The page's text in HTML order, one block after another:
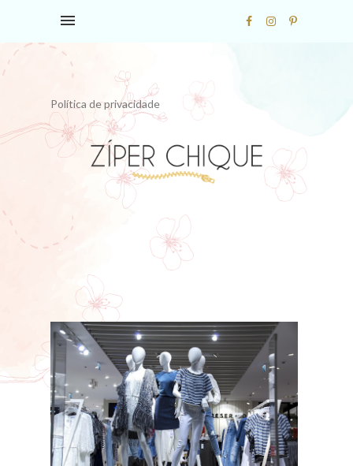
Política de privacidade